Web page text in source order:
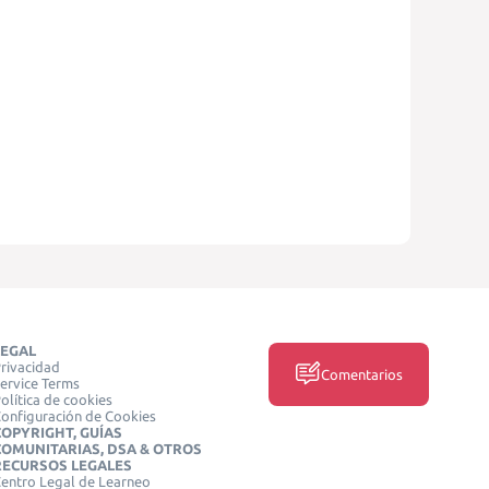
Terms
de cookies
de Cookies
GUÍAS
DSA & OTROS
LEGALES
Legal de Learneo
Comentarios